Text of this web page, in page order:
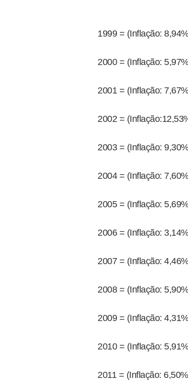
1999 = (Inflação:
2000 = (Inflação:
2001 = (Inflação:
2002 =
2003 = (Inflação:
2004 = (Inflação:
2005 = (Inflação:
2006 = (Inflação:
2007 = (Inflação:
2008 = (Inflação:
2009 = (Inflação:
2010 = (Inflação:
2011 = (Inflação: